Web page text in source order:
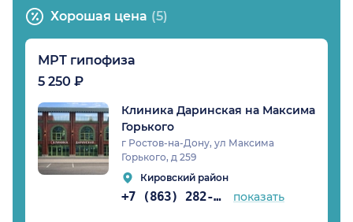
Хорошая цена (5)
МРТ гипофиза
5 250 ₽
Клиника Даринская на Максима
Горького
г Ростов-на-Дону, ул Максима
Горького, д 259
Кировский район
+7 (863) 282-93-23 показать